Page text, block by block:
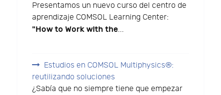
Presentamos un nuevo curso del centro de
aprendizaje COMSOL Learning Center:
"How to Work with the...
Estudios en COMSOL Multiphysics®:
reutilizando soluciones
¿Sabía que no siempre tiene que empezar